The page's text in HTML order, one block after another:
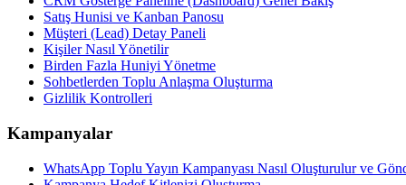
Satış Hunisi ve Kanban Panosu
Müşteri (Lead) Detay Paneli
Kişiler Nasıl Yönetilir
Birden Fazla Huniyi Yönetme
Sohbetlerden Toplu Anlaşma Oluşturma
Gizlilik Kontrolleri
Kampanyalar
WhatsApp Toplu Yayın Kampanyası Nasıl Oluşturulur ve